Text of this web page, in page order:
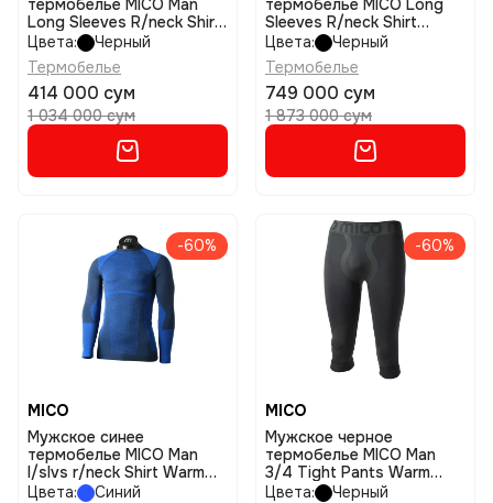
термобелье MICO Man
Long Sleeves R/neck Shirt
Extra Dry размер i
Цвета:
Черный
Термобелье
414 000 сум
1 034 000 сум
термобелье MICO Long
Sleeves R/neck Shirt
Primaloft размер i
Цвета:
Черный
Термобелье
749 000 сум
1 873 000 сум
-60%
MICO
Мужское синее
термобелье MICO Man
l/slvs r/neck Shirt Warm
Control размер i
Цвета:
Синий
-60%
MICO
Мужское черное
термобелье MICO Man
3/4 Tight Pants Warm
Control размер i
Цвета:
Черный